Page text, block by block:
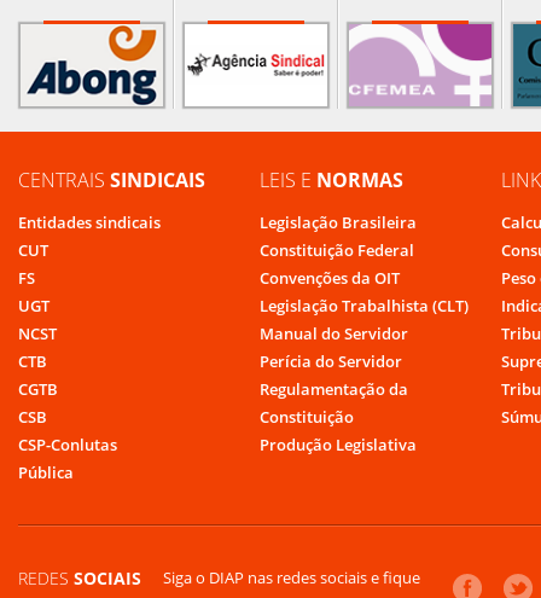
CENTRAIS SINDICAIS
Entidades sindicais
CUT
FS
UGT
NCST
CTB
CGTB
CSB
CSP-Conlutas
Pública
LEIS E NORMAS
Legislação Brasileira
Constituição Federal
Convenções da OIT
Legislação Trabalhista (CLT)
Manual do Servidor
Perícia do Servidor
Regulamentação da
Constituição
Produção Legislativa
REDES SOCIAIS
Siga o DIAP nas redes sociais e fique